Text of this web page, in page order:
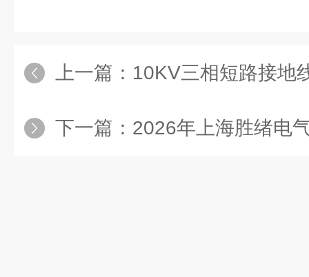
上一篇： 10KV三相短路接地线：高
下一篇： 2026年上海胜绪电气